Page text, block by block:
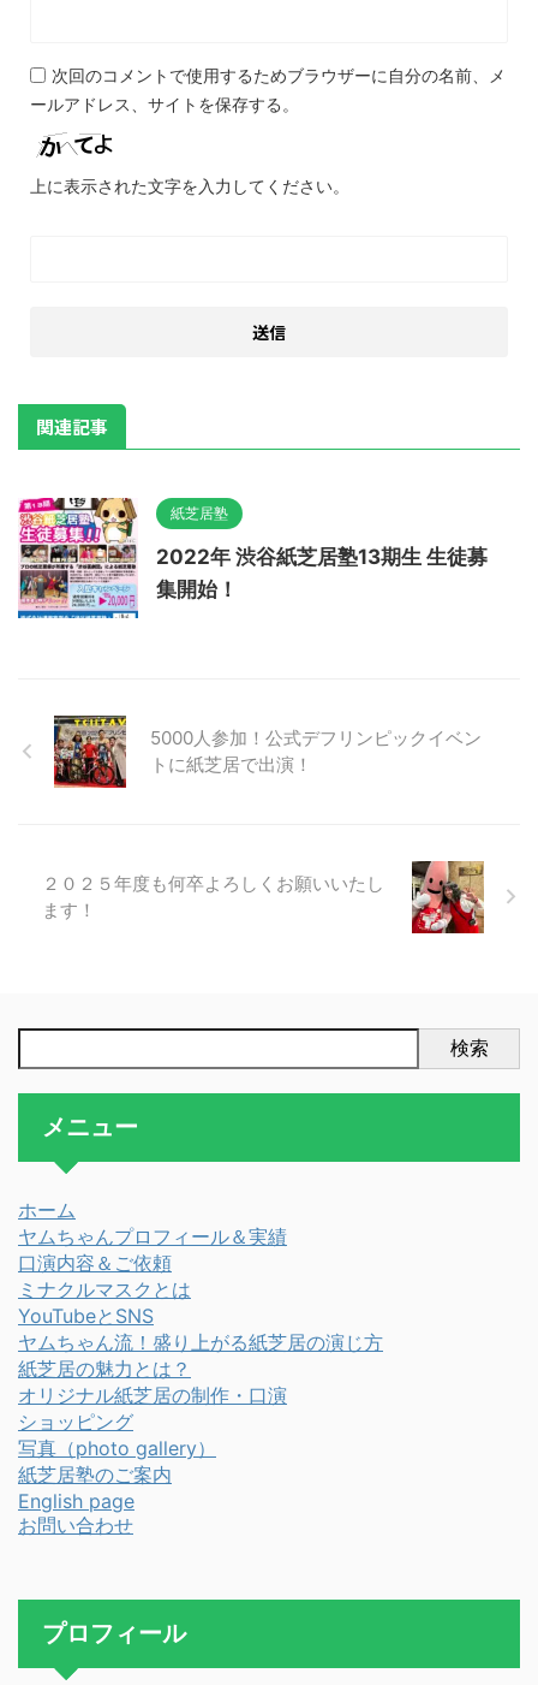
次回のコメントで使用するためブラウザーに自分の名前、メ
ールアドレス、サイトを保存する。
上に表示された文字を入力してください。
関連記事
紙芝居塾
2022年 渋谷紙芝居塾13期生 生徒募
集開始！
5000人参加！公式デフリンピックイベン
トに紙芝居で出演！
２０２５年度も何卒よろしくお願いいたし
ます！
検索
メニュー
ホーム
ヤムちゃんプロフィール＆実績
口演内容＆ご依頼
ミナクルマスクとは
YouTubeとSNS
ヤムちゃん流！盛り上がる紙芝居の演じ方
紙芝居の魅力とは？
オリジナル紙芝居の制作・口演
ショッピング
写真（photo gallery）
紙芝居塾のご案内
English page
お問い合わせ
プロフィール